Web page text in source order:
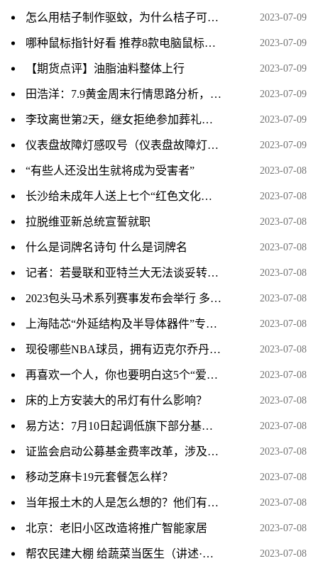
怎么用桔子制作驱蚊，为什么桔子可以驱蚊 2023-07-09
哪种鼠标指针好看 推荐8款电脑鼠标指针 2023-07-09
【期货点评】油脂油料整体上行 2023-07-09
田浩洋：7.9黄金周末行情思路分析，持仓的朋友看过来 2023-07-09
李玟离世第2天，继女拒绝参加葬礼，被骂到连夜注销账号！ 2023-07-09
仪表盘故障灯感叹号（仪表盘故障灯感叹号是什么意思？） 2023-07-09
“有些人还没出生就将成为受害者” 2023-07-08
长沙给未成年人送上七个“红色文化套餐” 2023-07-08
拉脱维亚新总统宣誓就职 2023-07-08
什么是词牌名诗句 什么是词牌名 2023-07-08
记者：若曼联和亚特兰大无法谈妥转会，霍伊伦德将递交转会申请 2023-07-08
2023包头马术系列赛事发布会举行 多项赛事将开启 2023-07-08
上海陆芯“外延结构及半导体器件”专利获授权 2023-07-08
现役哪些NBA球员，拥有迈克尔乔丹和科比的心态 2023-07-08
再喜欢一个人，你也要明白这5个“爱情真相” 2023-07-08
床的上方安装大的吊灯有什么影响？ 2023-07-08
易方达：7月10日起调低旗下部分基金费率 2023-07-08
证监会启动公募基金费率改革，涉及六方面内容 2023-07-08
移动芝麻卡19元套餐怎么样？ 2023-07-08
当年报土木的人是怎么想的？他们有想过这专业之后会成为一个大坑吗？ 2023-07-08
北京：老旧小区改造将推广智能家居 2023-07-08
帮农民建大棚 给蔬菜当医生（讲述·一辈子一件事） 2023-07-08